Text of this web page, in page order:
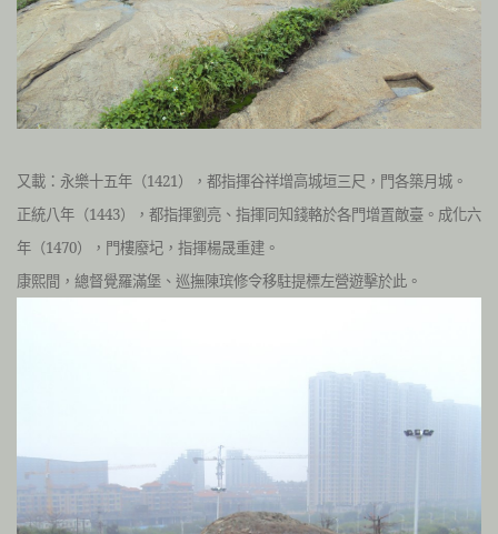
又載：永樂十五年（1421），都指揮谷祥增高城垣三尺，門各築月城。
正統八年（1443），都指揮劉亮、指揮同知錢輅於各門增置敵臺。成化六
年（1470），門樓廢圮，指揮楊晟重建。
康熙間，總督覺羅滿堡、巡撫陳瑸修令移駐提標左營遊擊於此。